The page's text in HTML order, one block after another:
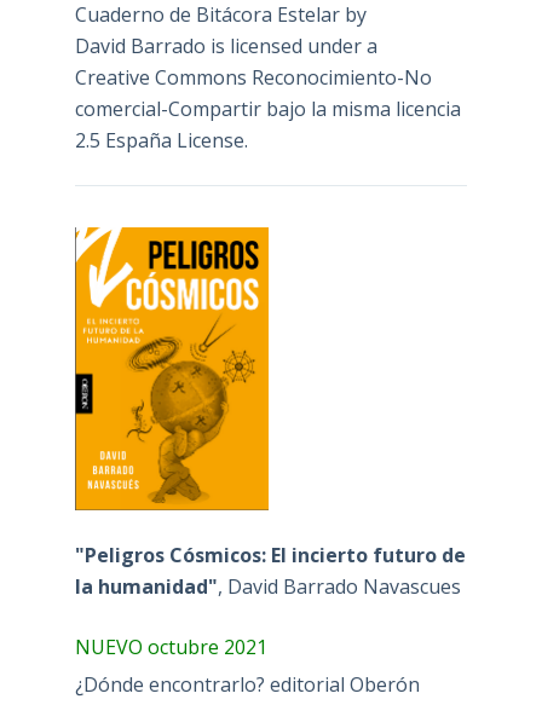
Cuaderno de Bitácora Estelarby
David Barrado is licensed under a
Creative Commons Reconocimiento-No
comercial-Compartir bajo la misma licencia
2.5 España License.
"Peligros Cósmicos: El incierto futuro de
la humanidad", David Barrado Navascues
NUEVO octubre 2021
¿Dónde encontrarlo? editorial Oberón